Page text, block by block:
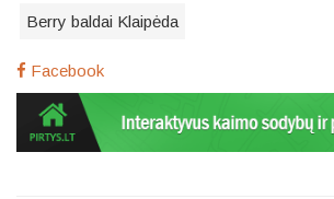
Berry baldai Klaipėda
Facebook